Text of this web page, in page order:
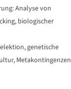
Analyse von
biologischer
genetische
Metakontingenzen